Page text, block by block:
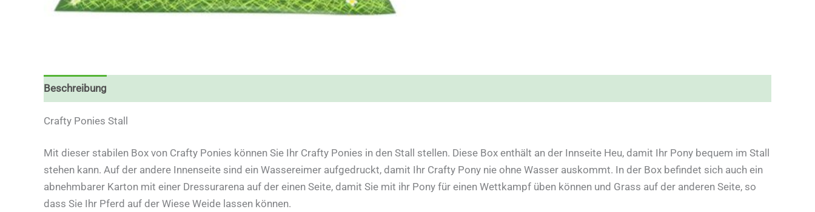
Beschreibung
Crafty Ponies Stall
Mit dieser stabilen Box von Crafty Ponies können Sie Ihr Crafty Ponies in den Stall stellen. Diese Box enthält an der Innseite Heu, damit Ihr Pony bequem im Stall
stehen kann. Auf der andere Innenseite sind ein Wassereimer aufgedruckt, damit Ihr Crafty Pony nie ohne Wasser auskommt. In der Box befindet sich auch ein
abnehmbarer Karton mit einer Dressurarena auf der einen Seite, damit Sie mit ihr Pony für einen Wettkampf üben können und Grass auf der anderen Seite, so
dass Sie Ihr Pferd auf der Wiese Weide lassen können.